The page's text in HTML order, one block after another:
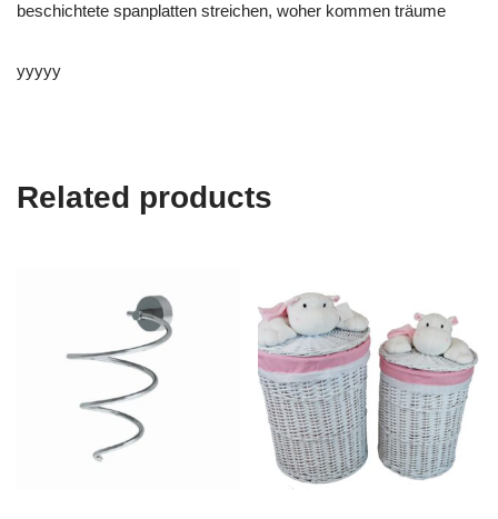
beschichtete spanplatten streichen, woher kommen träume
yyyyy
Related products